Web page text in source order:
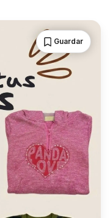
Guardar